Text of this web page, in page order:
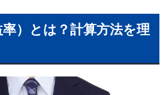
）とは？計算方法を理